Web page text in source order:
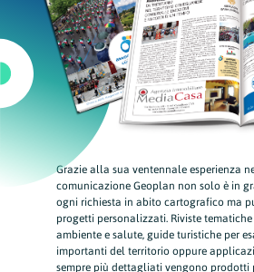
Grazie alla sua ventennale esperienza
comunicazione Geoplan non solo è in
ogni richiesta in abito cartografico ma
progetti personalizzati. Riviste
ambiente e salute, guide turistiche per
importanti del territorio oppure
sempre più dettagliati vengono prodotti